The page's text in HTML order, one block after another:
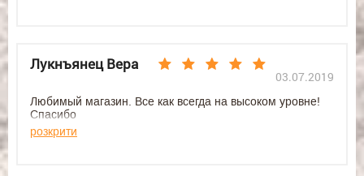
Лукнъянец Вера
03.07.2019
Любимый магазин. Все как всегда на высоком уровне!
Спасибо
розкрити